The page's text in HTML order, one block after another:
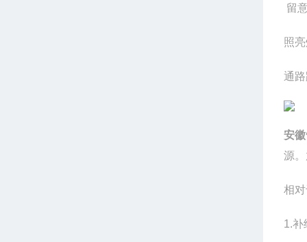
留
照
通
安
源
相
1.补